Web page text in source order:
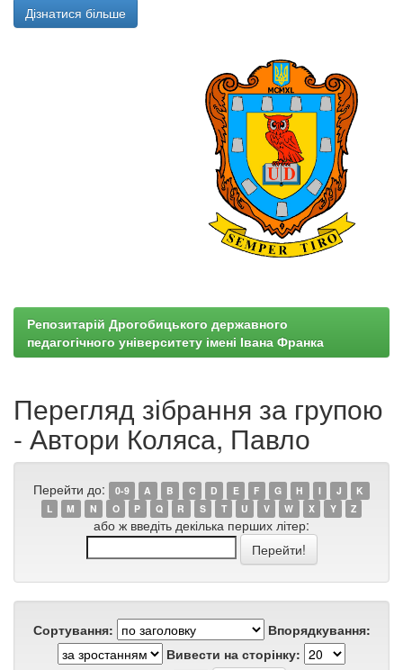
Дізнатися більше
Репозитарій Дрогобицького державного
педагогічного університету імені Івана Франка
Перегляд зібрання за групою
- Автори Коляса, Павло
Перейти до: 0-9 A B C D E F G H I J
K
L
M N O P Q R S T U V W X Y Z
або ж введіть декілька перших літер:
Сортування:
Впорядкування:
Вивести на сторінку: